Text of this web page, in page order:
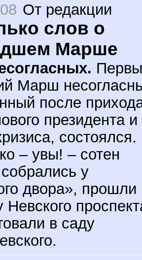
От редакции
слов о
Марше
Марш
после
президента и
состоялся.
– увы! – сотен
у
двора», прошли
Невского
в саду